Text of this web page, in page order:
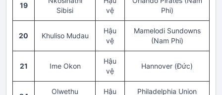
19
Sibisi
vệ
Phi)
20 Khuliso Mudau
Hậu
vệ
Mamelodi Sundowns
(Nam Phi)
21 Ime Okon
Hậu
vệ
Hannover (Đức)
Olwethu
Hậu
Philadelphia Union